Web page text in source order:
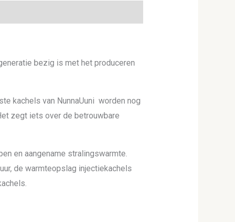
bezig is met het produceren
kachels van NunnaUuni worden nog
zegt iets over de betrouwbare
en aangename stralingswarmte.
de warmteopslag injectiekachels